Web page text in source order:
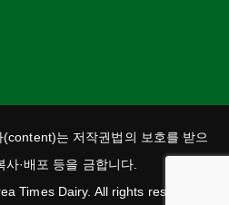
는 저작권법의 보호를 받으
사·배포 등을 금합니다.
Times Dairy. All rights reserved.